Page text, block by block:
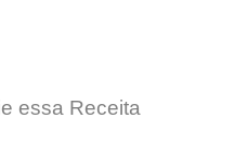
essa Receita